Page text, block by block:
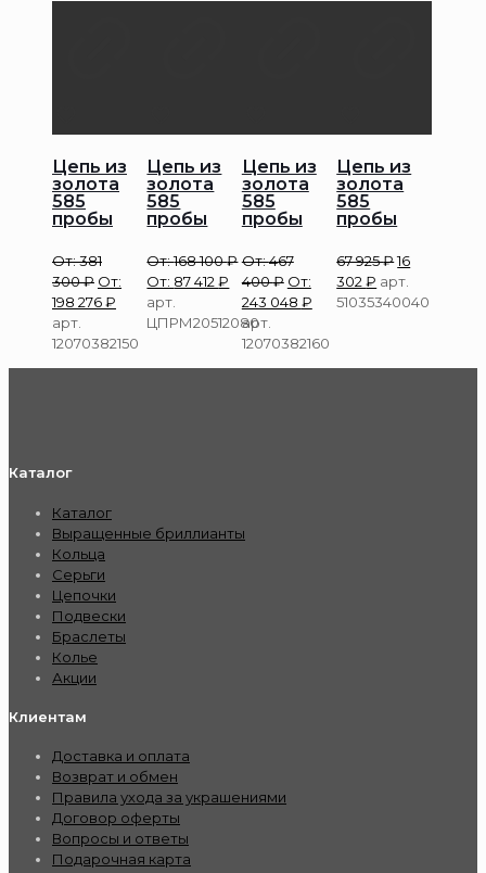
Цепь из
золота
585
пробы
От:381
300₽ От:
198 276₽
арт.
12070382150
Цепь из
золота
585
пробы
От:168 100₽
От: 87 412₽
арт.
ЦПРМ20512080
Цепь из
золота
585
пробы
От:467
400₽ От:
243 048 ₽
арт.
12070382160
Цепь из
золота
585
пробы
67 925₽16
302₽ арт.
51035340040
Каталог
Каталог
Выращенные бриллианты
Кольца
Серьги
Цепочки
Подвески
Браслеты
Колье
Акции
Клиентам
Доставка и оплата
Возврат и обмен
Правила ухода за украшениями
Договор оферты
Вопросы и ответы
Подарочная карта